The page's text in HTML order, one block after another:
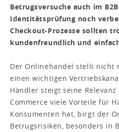
Betrugsversuche auch im
Identitätsprüfung noch
Checkout-Prozesse sollten
kundenfreundlich und
Der Onlinehandel stellt nicht
einen wichtigen
Händler steigt seine
Commerce viele Vorteile für
Konsumenten hat, birgt der
Betrugsrisiken, besonders in